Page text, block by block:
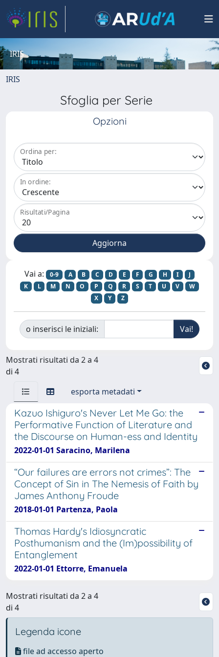
IRIS
IRIS
Sfoglia per Serie
Opzioni
Ordina per:
In ordine:
Risultati/Pagina
Vai a: 0-9 A B C D E F G H I
J
K
L M N O P Q R S T U V
W
X
Y Z
o inserisci le iniziali:
Mostrati risultati da 2 a 4
di 4
esporta metadati
Kazuo Ishiguro's Never Let Me Go: the
Performative Function of Literature and
the Discourse on Human-ess and Identity
2022-01-01 Saracino, Marilena
“Our failures are errors not crimes”: The
Concept of Sin in The Nemesis of Faith by
James Anthony Froude
2018-01-01 Partenza, Paola
Thomas Hardy's Idiosyncratic
Posthumanism and the (Im)possibility of
Entanglement
2022-01-01 Ettorre, Emanuela
Mostrati risultati da 2 a 4
di 4
Legenda icone
file ad accesso aperto